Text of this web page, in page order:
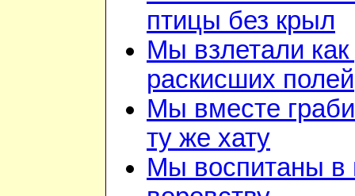
птицы без крыл
Мы взлетали как
раскисших полей
Мы вместе
ту же хату
Мы воспитаны в